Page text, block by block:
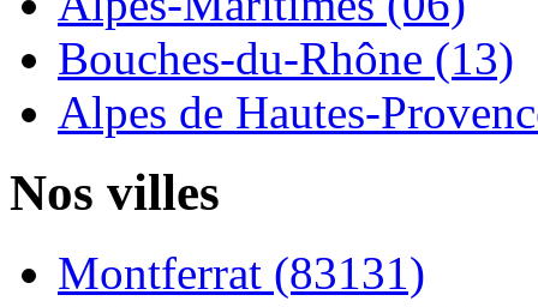
Bouches-du-Rhône (13)
Alpes de Hautes-
Nos villes
Montferrat (83131)